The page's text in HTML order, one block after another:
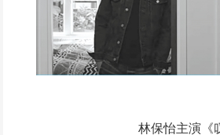
林保怡主演《